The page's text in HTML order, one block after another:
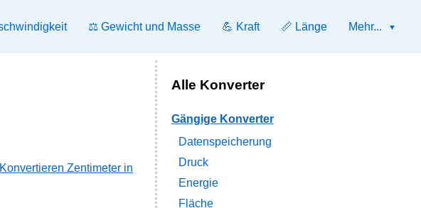
⚖️ Gewicht und Masse 💪 Kraft 📏 Länge Mehr...
Konvertieren Zentimeter in
Alle Konverter
Gängige Konverter
Datenspeicherung
Druck
Energie
Fläche